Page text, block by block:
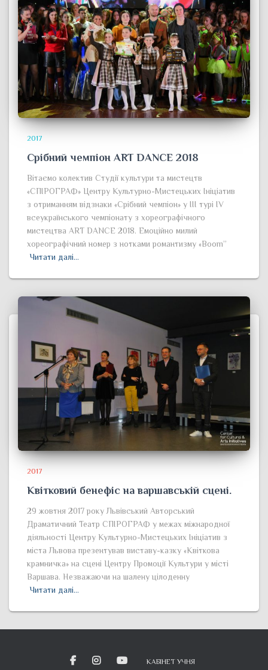
2017
Срібний чемпіон ART DANCE 2018
Вітаємо колектив Студії культури та мистецтв
«СПІРОГРАФ» Центру Культурно-Мистецьких Ініціатив
з отриманням відзнаки «Срібний чемпіон» у ІІІ турі IV
всеукраїнського чемпіонату з хореографічного
мистецтва ART DANCE 2018. Емоційно милий
хореографічний номер з нотками романтизму «Boom”
Читати далі…
2017
Квітковий бенефіс на варшавській сцені.
29 жовтня 2017 року Львівський Авторський
Драматичний Театр СПІРОГРАФ у межах міжнародної
діяльності Центру Культурно-Мистецьких Ініціатив з
міста Львова презентував виставу-казку «Квіткова
крамничка» на сцені Центру Промоції Культури у місті
Варшава. Незважаючи на шалену цілоденну
Читати далі…
КАБІНЕТ УЧНЯ